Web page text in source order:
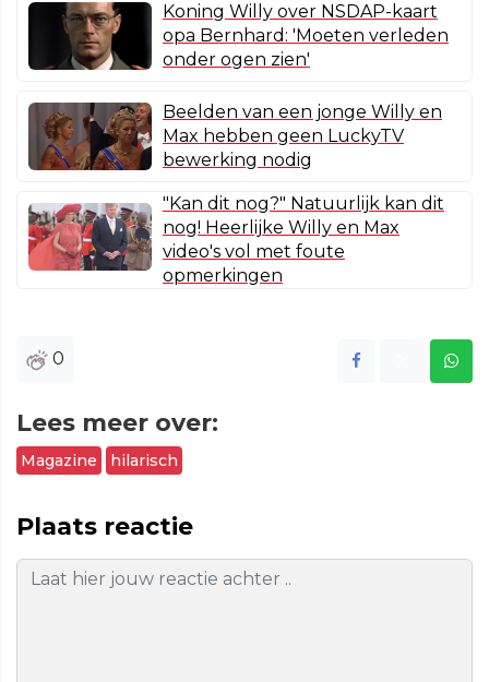
Koning Willy over NSDAP-kaart
opa Bernhard: 'Moeten verleden
onder ogen zien'
Beelden van een jonge Willy en
Max hebben geen LuckyTV
bewerking nodig
"Kan dit nog?" Natuurlijk kan dit
nog! Heerlijke Willy en Max
video's vol met foute
opmerkingen
0
Lees meer over:
Magazine hilarisch
Plaats reactie